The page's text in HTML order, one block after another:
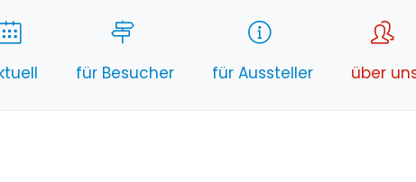
für Besucher für Aussteller über